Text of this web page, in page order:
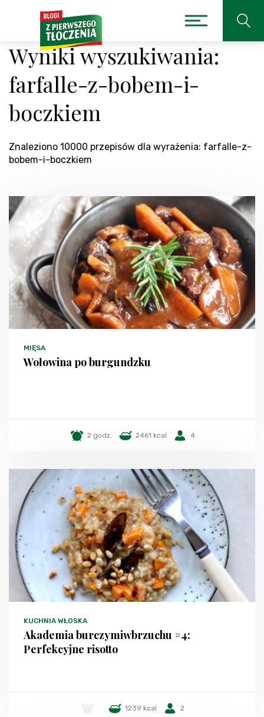
Wyniki wyszukiwania:
farfalle-z-bobem-i-
boczkiem
Znaleziono 10000 przepisów dla wyrażenia: farfalle-z-
bobem-i-boczkiem
MIĘSA
Wołowina po burgundzku
2 godz. 2461 kcal 4
KUCHNIA WŁOSKA
Akademia burczymiwbrzuchu #4:
Perfekcyjne risotto
1239 kcal 2